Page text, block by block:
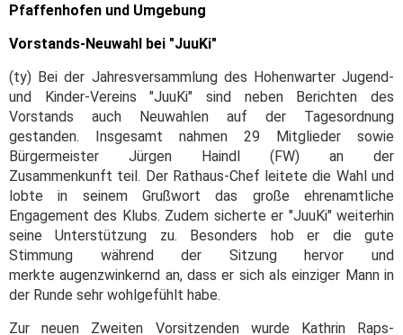
Pfaffenhofen und Umgebung
Vorstands-Neuwahl bei "JuuKi"
(ty) Bei der Jahresversammlung des Hohenwarter Jugend-
und Kinder-Vereins "JuuKi" sind neben Berichten des
Vorstands auch Neuwahlen auf der Tagesordnung
gestanden. Insgesamt nahmen 29 Mitglieder sowie
Bürgermeister Jürgen Haindl (FW) an der
Zusammenkunft teil. Der Rathaus-Chef leitete die Wahl und
lobte in seinem Grußwort das große ehrenamtliche
Engagement des Klubs. Zudem sicherte er "JuuKi" weiterhin
seine Unterstützung zu. Besonders hob er die gute
Stimmung während der Sitzung hervor und
merkte augenzwinkernd an, dass er sich als einziger Mann in
der Runde sehr wohlgefühlt habe.
Zur neuen Zweiten Vorsitzenden wurde Kathrin Raps-